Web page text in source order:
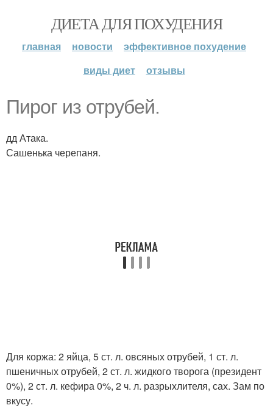
ДИЕТА ДЛЯ ПОХУДЕНИЯ
главная новости
эффективное похудение
виды диет
отзывы
Пирог из отрубей.
дд Атака.
Сашенька черепаня.
Для коржа: 2 яйца, 5 ст. л. овсяных отрубей, 1 ст. л.
пшеничных отрубей, 2 ст. л. жидкого творога (президент
0%), 2 ст. л. кефира 0%, 2 ч. л. разрыхлителя, сах. Зам по
вкусу.